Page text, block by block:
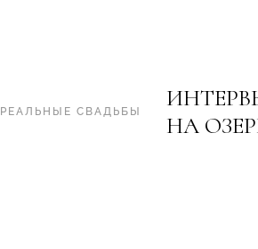
РЕАЛЬНЫЕ СВАДЬБЫ
НА